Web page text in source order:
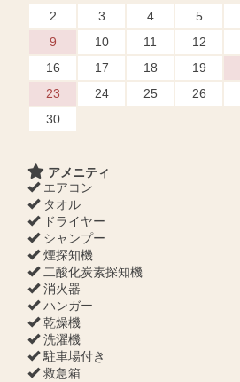
2
3 4 5
9
10 11 12
16
17 18 19
23
24 25 26
30
アメニティ
エアコン
タオル
ドライヤー
シャンプー
煙探知機
二酸化炭素探知機
消火器
ハンガー
乾燥機
洗濯機
駐車場付き
救急箱